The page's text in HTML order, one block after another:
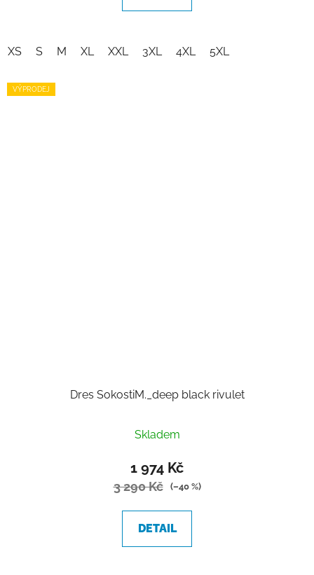
XS S M XL XXL 3XL 4XL 5XL
VÝPRODEJ
Dres SokostiM._deep black rivulet
Skladem
1 974 Kč
3 290 Kč (–40 %)
DETAIL